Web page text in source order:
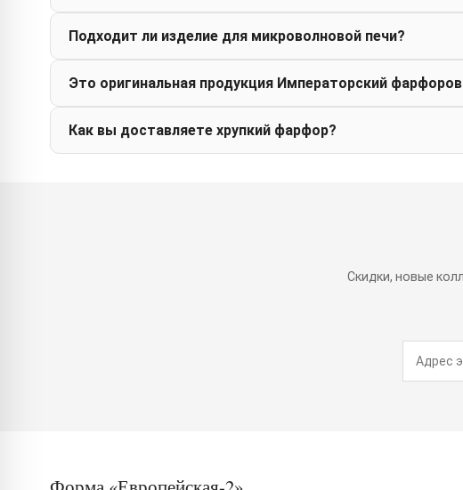
Подходит ли изделие для микроволновой печи?
Это оригинальная продукция Императорский
Как вы доставляете хрупкий фарфор?
Скидки, новые